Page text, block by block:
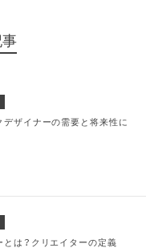
デザイナーの需要と将来性に
とは？クリエイターの定義